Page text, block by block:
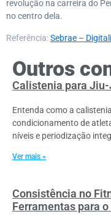
revolução na carreira do
no centro dela.
Referência:Sebrae –
Outros
Calistenia para
Entenda como a
condicionamento de
níveis e periodização
Ver mais »
Consistência no
Ferramentas para o